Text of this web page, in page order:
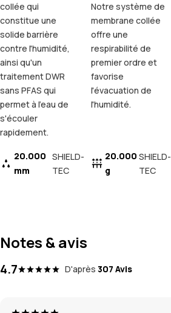
collée qui
constitue une
solide barrière
contre l'humidité,
ainsi qu'un
traitement DWR
sans PFAS qui
permet à l'eau de
s'écouler
rapidement.
20.000
mm
SHIELD-
TEC
Notre système de
membrane collée
offre une
respirabilité de
premier ordre et
favorise
l'évacuation de
l'humidité.
20.000
g
SHIELD-
TEC
Notes & avis
4.7 D'après 307 Avis